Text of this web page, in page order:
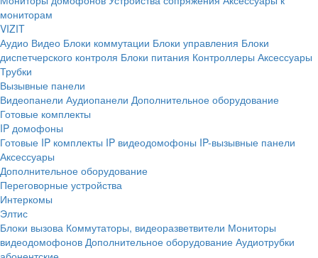
мониторам
VIZIT
Аудио Видео Блоки коммутации Блоки управления Блоки
диспетчерского контроля Блоки питания Контроллеры Аксессуары
Трубки
Вызывные панели
Видеопанели Аудиопанели Дополнительное оборудование
Готовые комплекты
IP домофоны
Готовые IP комплекты IP видеодомофоны IP-вызывные панели
Аксессуары
Дополнительное оборудование
Переговорные устройства
Интеркомы
Элтис
Блоки вызова Коммутаторы, видеоразветвители Мониторы
видеодомофонов Дополнительное оборудование Аудиотрубки